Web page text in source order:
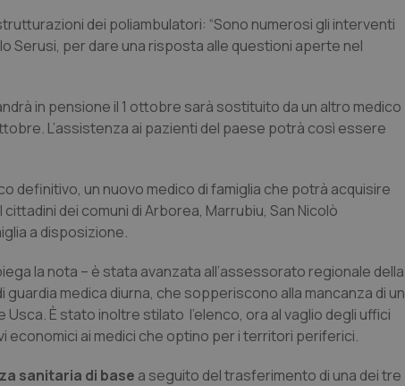
dei poliambulatori: “Sono numerosi gli interventi
Serusi, per dare una risposta alle questioni aperte nel
in pensione il 1 ottobre sarà sostituito da un altro medico
L’assistenza ai pazienti del paese potrà così essere
definitivo, un nuovo medico di famiglia che potrà acquisire
dei comuni di Arborea, Marrubiu, San Nicolò
a disposizione.
la nota – è stata avanzata all’assessorato regionale della
medica diurna, che sopperiscono alla mancanza di un
È stato inoltre stilato l’elenco, ora al vaglio degli uffici
economici ai medici che optino per i territori periferici.
sanitaria di base a seguito del trasferimento di una dei tre